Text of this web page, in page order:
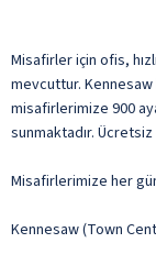
Misafirler için ofis,
mevcuttur.
misafirlerimize 900
sunmaktadır.
Misafirlerimize her
Kennesaw (Town